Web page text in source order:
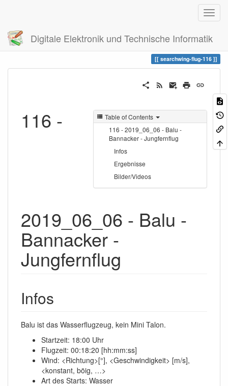
Digitale Elektronik und Technische Informatik
Trace searchwing-flug-116
searchwing-flug-116
Table of Contents
116 - 2019_06_06 - Balu -
Bannacker - Jungfernflug
Infos
Ergebnisse
Bilder/Videos
116 -
2019_06_06 - Balu -
Bannacker -
Jungfernflug
Infos
Balu ist das Wasserflugzeug, kein Mini Talon.
Startzeit: 18:00 Uhr
Flugzeit: 00:18:20 [hh:mm:ss]
Wind: <Richtung>[°], <Geschwindigkeit> [m/s],
<konstant, böig, …>
Art des Starts: Wasser